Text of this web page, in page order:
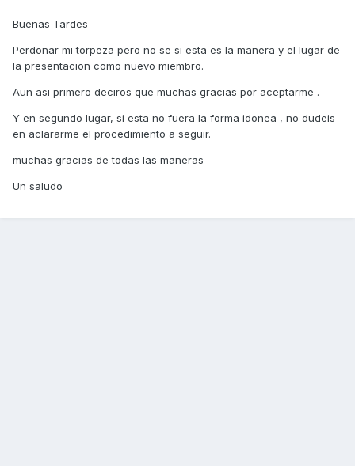
Buenas Tardes
Perdonar mi torpeza pero no se si esta es la manera y el lugar de
la presentacion como nuevo miembro.
Aun asi primero deciros que muchas gracias por aceptarme .
Y en segundo lugar, si esta no fuera la forma idonea , no dudeis
en aclararme el procedimiento a seguir.
muchas gracias de todas las maneras
Un saludo